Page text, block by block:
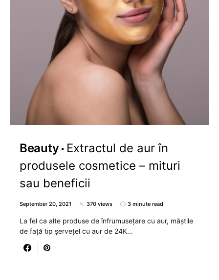
Beauty
Extractul de aur în
produsele cosmetice – mituri
sau beneficii
September 20, 2021 370 views 3 minute read
La fel ca alte produse de înfrumusețare cu aur, măștile
de față tip șervețel cu aur de 24K…